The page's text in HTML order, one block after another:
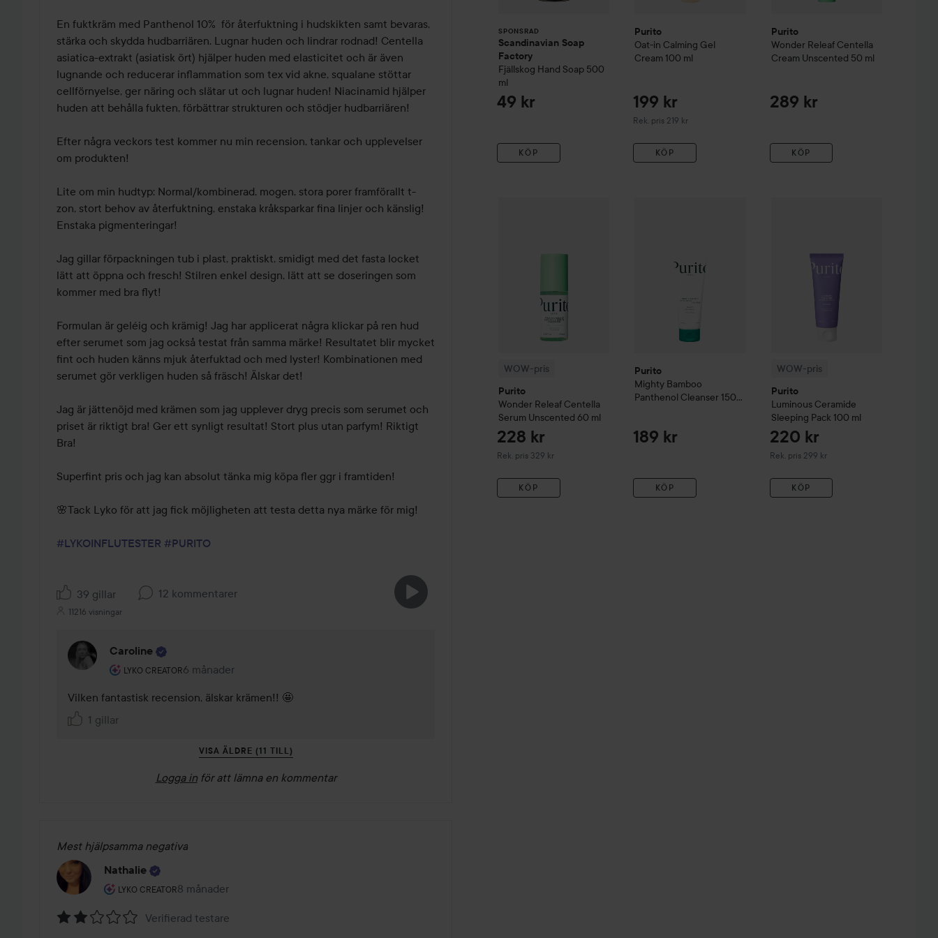
En fuktkräm med Panthenol 10%  för återfuktning i hudskikten samt bevaras,
stärka och skydda hudbarriären. Lugnar huden och lindrar rodnad! Centella
asiatica-extrakt (asiatisk ört) hjälper huden med elasticitet och är även
lugnande och reducerar inflammation som tex vid akne, squalane stöttar
cellförnyelse, ger näring och slätar ut och lugnar huden! Niacinamid hjälper
huden att behålla fukten, förbättrar strukturen och stödjer hudbarriären!
Efter några veckors test kommer nu min recension, tankar och upplevelser
om produkten!
Lite om min hudtyp: Normal/kombinerad, mogen, stora porer framförallt t-
zon, stort behov av återfuktning, enstaka kråksparkar fina linjer och känslig!
Enstaka pigmenteringar!
Jag gillar förpackningen tub i plast, praktiskt, smidigt med det fasta locket
lätt att öppna och fresch! Stilren enkel design, lätt att se doseringen som
kommer med bra flyt!
Formulan är geléig och krämig! Jag har applicerat några klickar på ren hud
efter serumet som jag också testat från samma märke! Resultatet blir mycket
fint och huden känns mjuk återfuktad och med lyster! Kombinationen med
serumet gör verkligen huden så fräsch! Älskar det!
Jag är jättenöjd med krämen som jag upplever dryg precis som serumet och
priset är riktigt bra! Ger ett synligt resultat! Stort plus utan parfym! Riktigt
Bra!
Superfint pris och jag kan absolut tänka mig köpa fler ggr i framtiden!
🌸Tack Lyko för att jag fick möjligheten att testa detta nya märke för mig!
#LYKOINFLUTESTER #PURITO
39 gillar 12 kommentarer
11216 visningar
Caroline
LYKO CREATOR
Användarens roll: Lyko Creator.
6 månader
Kommentaren lades 6 månader
Vilken fantastisk recension, älskar krämen!! 🤩
1 gillar
VISA ÄLDRE (11 TILL)
Logga in för att lämna en kommentar
Mest hjälpsamma negativa
Nathalie
LYKO CREATOR
Användarens roll: Lyko Creator.
8 månader
Inlägget skapades 8 månader
Verifierad testare
SPONSRAD
Scandinavian Soap
Factory
Fjällskog Hand Soap 500
ml
49 kr
KÖP
Purito
Oat-in Calming Gel
Cream 100 ml
199 kr
Rek. pris 219 kr
Rekommenderat pris 219 kr
KÖP
Purito
Wonder Releaf Centella
Cream Unscented 50 ml
289 kr
KÖP
WOW-pris
Purito
Wonder Releaf Centella
Serum Unscented 60 ml
228 kr
Rek. pris 329 kr
Rekommenderat pris 329 kr
KÖP
Purito
Mighty Bamboo
Panthenol Cleanser 150
189 kr
KÖP
WOW-pris
Purito
Luminous Ceramide
Sleeping Pack 100 ml
220 kr
Rek. pris 299 kr
Rekommenderat pris 299 kr
KÖP